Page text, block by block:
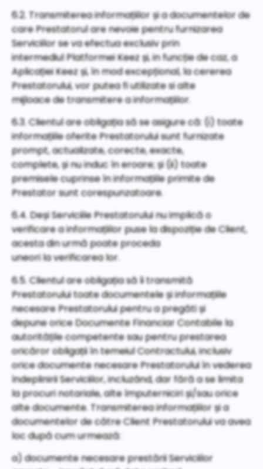
6.2. Transmiterea informațiilor și a documentelor de
care Prestatorul are nevoie pentru furnizarea
Serviciilor se va efectua exclusiv prin
intermediul Platformei Keez și, in funcție de caz, a
Aplicației Keez și, în mod excepțional, la cererea
Prestatorului, vor putea fi utilizate si alte
mijloace de transmitere a informațiilor.
6.3. Clientul are obligația să se asigure că: (i) toate
informațiile oferite Prestatorului sunt furnizate
prompt, actualizate, corecte, exacte,
complete, și nu induc în eroare; și (ii) toate
premisele cuprinse în informațiile primite de
Prestator sunt corespunzatoare.
6.4. Deși Serviciile Prestatorului nu implică o
verificare a informațiilor puse la dispoziție de Client,
acesta din urmă poate proceda
uneori la verificarea lor.
6.5. Clientul are obligația să îi transmită
Prestatorului toate documentele și informațiile
necesare Prestatorului pentru a pregăti și
depune orice Documente Financiar Contabile la
autoritățile competente sau pentru prestarea
oricăror obligații în temeiul Contractului, inclusiv
orice documente necesare Prestatorului în vederea
îndeplinirii Serviciilor, incluzând, dar fără a se limita
la procuri notariale, alte împuterniciri și/sau orice
alte documente. Transmiterea informațiilor și a
documentelor de către Client Prestatorului va avea
loc după cum urmează:
a) documente necesare prestării Serviciilor